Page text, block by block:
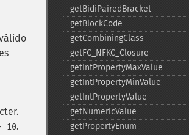
10.
getBidiPairedBracket
getBlockCode
getCombiningClass
getFC_​NFKC_​Closure
getIntPropertyMaxValue
getIntPropertyMinValue
getIntPropertyValue
getNumericValue
getPropertyEnum